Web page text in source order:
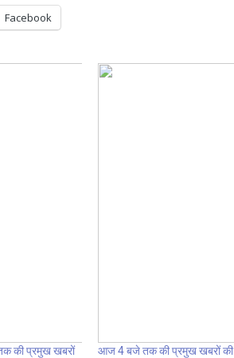
Facebook
की प्रमुख खबरों
आज 4 बजे तक की प्रमुख खबरों की